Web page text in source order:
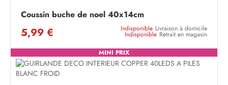
Coussin buche de noel 40x14cm
5,99 € Indisponible Livraison à domicile
Indisponible Retrait en magasin
MINI PRIX